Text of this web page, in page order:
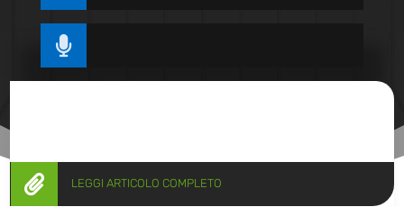

 LEGGI ARTICOLO COMPLETO